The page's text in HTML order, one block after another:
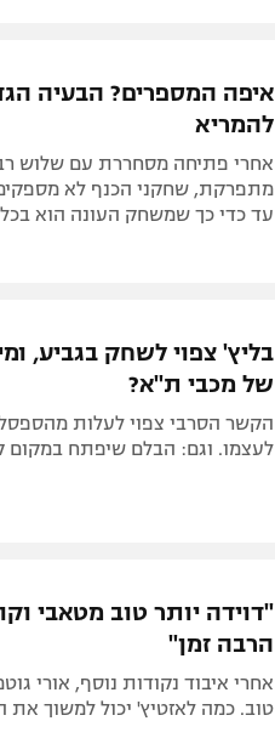
איפה המספרים? הבעיה
להמריא
אחרי פתיחה מסחררת עם שלוש
מתפרקת, שחקני הכנף לא
עד כדי כך שמשחק העונה הוא
בליץ' צפוי לשחק בגביע,
של מכבי ת"א?
הקשר הסרבי צפוי לעלות
לעצמו. וגם: הבלם שיפתח במקום
"דוידה יותר טוב מטאבי
הרבה זמן"
אחרי איבוד נקודות נוסף, אורי
טוב. כמה לאזטיץ' יכול למשוך את